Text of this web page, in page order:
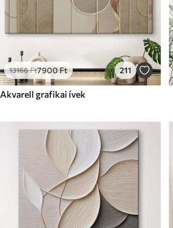
13166Ft7900Ft 211
Akvarell grafikai ívek